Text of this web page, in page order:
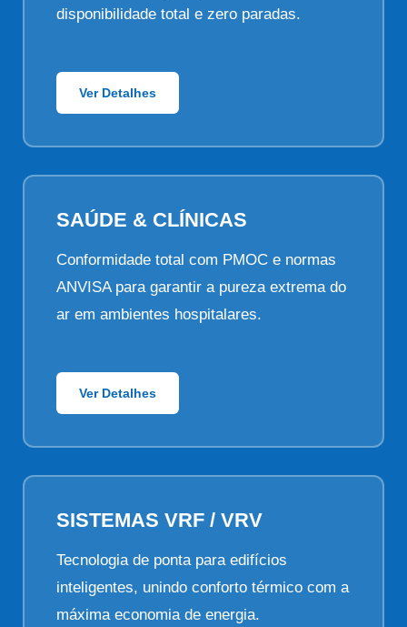
disponibilidade total e zero paradas.
Ver Detalhes
SAÚDE & CLÍNICAS
Conformidade total com PMOC e normas
ANVISA para garantir a pureza extrema do
ar em ambientes hospitalares.
Ver Detalhes
SISTEMAS VRF / VRV
Tecnologia de ponta para edifícios
inteligentes, unindo conforto térmico com a
máxima economia de energia.